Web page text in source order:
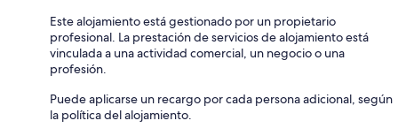
Este alojamiento está gestionado por un propietario
profesional. La prestación de servicios de alojamiento está
vinculada a una actividad comercial, un negocio o una
profesión.
Puede aplicarse un recargo por cada persona adicional, según
la política del alojamiento.